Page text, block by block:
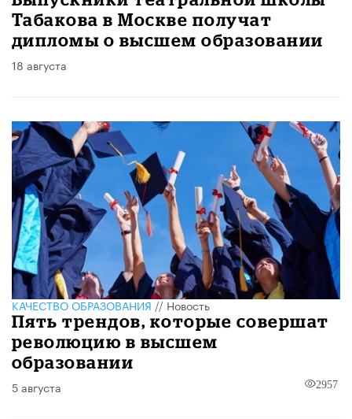
Табакова в Москве получат
дипломы о высшем образовании
18 августа
КАЧЕСТВО ОБРАЗОВАНИЯ//Новость
Пять трендов, которые совершат
революцию в высшем
образовании
5 августа 2957